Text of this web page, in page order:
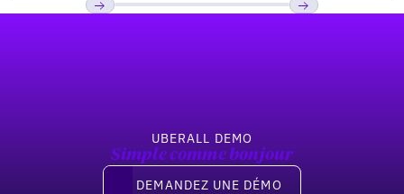
UBERALL DEMO
Simple comme bonjour
Demandez une démo
DEMANDEZ UNE DÉMO